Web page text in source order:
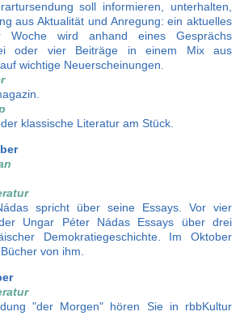
soll informieren, unterhalten,
aus Aktualität und Anregung: ein aktuelles
Woche wird anhand eines Gesprächs
oder vier Beiträge in einem Mix aus
wichtige Neuerscheinungen.
klassische Literatur am Stück.
spricht über seine Essays. Vor vier
Ungar Péter Nádas Essays über drei
Demokratiegeschichte. Im Oktober
von ihm.
"der Morgen" hören Sie in rbbKultur